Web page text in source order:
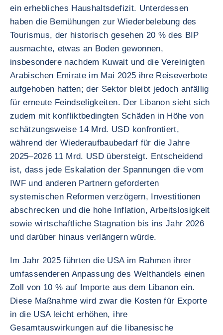
ein erhebliches Haushaltsdefizit. Unterdessen
haben die Bemühungen zur Wiederbelebung des
Tourismus, der historisch gesehen 20 % des BIP
ausmachte, etwas an Boden gewonnen,
insbesondere nachdem Kuwait und die Vereinigten
Arabischen Emirate im Mai 2025 ihre Reiseverbote
aufgehoben hatten; der Sektor bleibt jedoch anfällig
für erneute Feindseligkeiten. Der Libanon sieht sich
zudem mit konfliktbedingten Schäden in Höhe von
schätzungsweise 14 Mrd. USD konfrontiert,
während der Wiederaufbaubedarf für die Jahre
2025–2026 11 Mrd. USD übersteigt. Entscheidend
ist, dass jede Eskalation der Spannungen die vom
IWF und anderen Partnern geforderten
systemischen Reformen verzögern, Investitionen
abschrecken und die hohe Inflation, Arbeitslosigkeit
sowie wirtschaftliche Stagnation bis ins Jahr 2026
und darüber hinaus verlängern würde.
Im Jahr 2025 führten die USA im Rahmen ihrer
umfassenderen Anpassung des Welthandels einen
Zoll von 10 % auf Importe aus dem Libanon ein.
Diese Maßnahme wird zwar die Kosten für Exporte
in die USA leicht erhöhen, ihre
Gesamtauswirkungen auf die libanesische